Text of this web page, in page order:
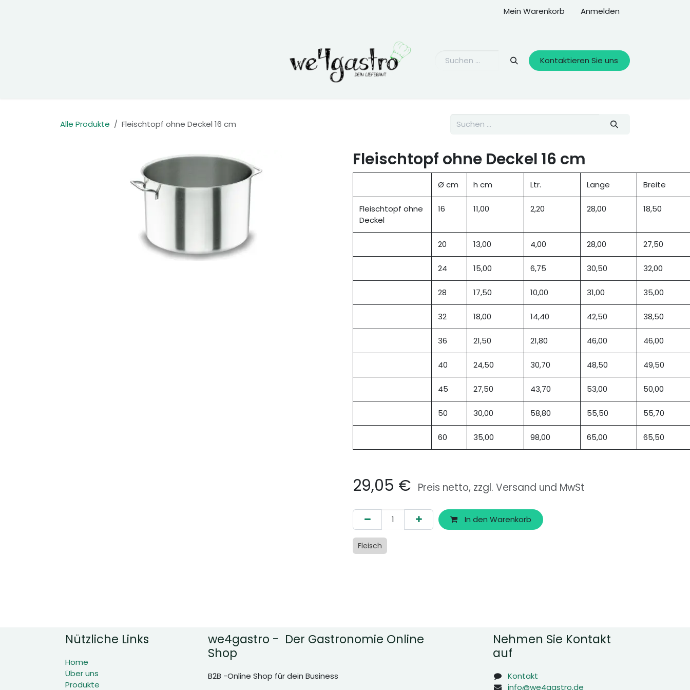
Mein Warenkorb Anmelden
Kontaktieren Sie uns
Alle Produkte Fleischtopf ohne Deckel 16 cm
Fleischtopf ohne Deckel 16 cm
Ø cm h cm Ltr. Lange Breite
Fleischtopf ohne
Deckel
16 11,00 2,20 28,00 18,50
20 13,00 4,00 28,00 27,50
24 15,00 6,75 30,50 32,00
28 17,50 10,00 31,00 35,00
32 18,00 14,40 42,50 38,50
36 21,50 21,80 46,00 46,00
40 24,50 30,70 48,50 49,50
45 27,50 43,70 53,00 50,00
50 30,00 58,80 55,50 55,70
60 35,00 98,00 65,00 65,50
29,05 € Preis netto, zzgl. Versand und MwSt
In den Warenkorb
Fleisch
Nützliche Links
Home
Über uns
Produkte
we4gastro - Der Gastronomie Online
Shop
B2B -Online Shop für dein Business
Nehmen Sie Kontakt
auf
Kontakt
info@we4gastro.de